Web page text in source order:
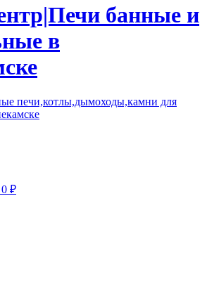
банные и
в
печи,котлы,дымоходы,камни для
0 ₽